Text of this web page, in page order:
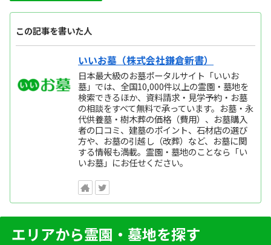
この記事を書いた人
いいお墓（株式会社鎌倉新書）
日本最大級のお墓ポータルサイト「いいお
墓」では、全国10,000件以上の霊園・墓地を
検索できるほか、資料請求・見学予約・お墓
の相談をすべて無料で承っています。お墓・永
代供養墓・樹木葬の価格（費用）、お墓購入
者の口コミ、建墓のポイント、石材店の選び
方や、お墓の引越し（改葬）など、お墓に関
する情報も満載。霊園・墓地のことなら「い
いお墓」にお任せください。
エリアから霊園・墓地を探す